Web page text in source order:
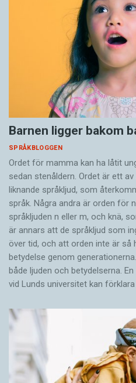
Barnen ligger bakom
SPRÅKBLOGGEN
Ordet för mamma kan ha låtit
sedan stenåldern. Ordet är ett
liknande språkljud, som
språk. Några andra är orden för
språkljuden n eller m, och knä,
är annars att de språkljud som
över tid, och att orden inte är så
betydelse genom
både ljuden och betydelserna.
vid Lunds universitet kan